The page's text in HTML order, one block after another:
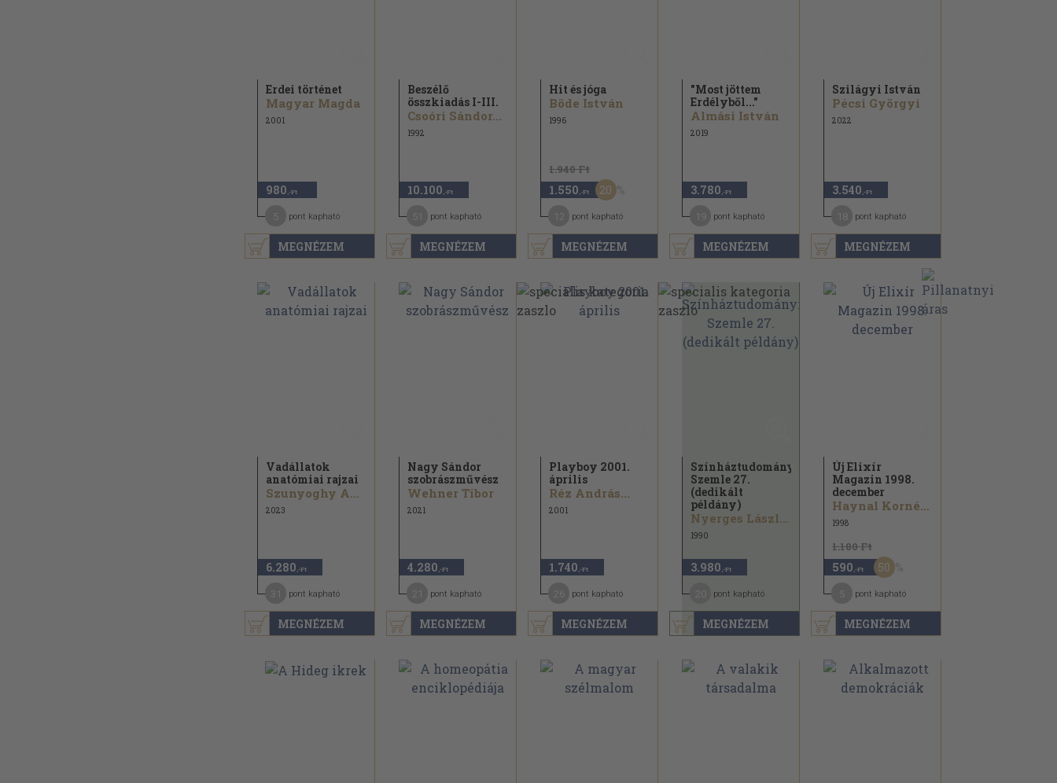
MEGNÉZEM
Erdei történet
Magyar Magda
2001
980 ,-Ft
pont kapható
MEGNÉZEM
Beszélő
összkiadás I-III.
Csoóri Sándor...
1992
10.100 ,-Ft
pont kapható
MEGNÉZEM
Hit és jóga
Böde István
1996
1.940 Ft
1.550 ,-Ft 20
pont kapható
MEGNÉZEM
"Most jöttem
Erdélyből..."
Almási István
2019
3.780 ,-Ft
pont kapható
MEGNÉZEM
Szilágyi István
Pécsi Györgyi
2022
3.540 ,-Ft
pont kapható
MEGNÉZEM
Vadállatok
anatómiai rajzai
Szunyoghy András
2023
6.280 ,-Ft
pont kapható
MEGNÉZEM
Nagy Sándor
szobrászművész
Wehner Tibor
2021
4.280 ,-Ft
pont kapható
MEGNÉZEM
Playboy 2001.
április
Réz András...
2001
1.740 ,-Ft
pont kapható
MEGNÉZEM
Színháztudományi
Szemle 27.
(dedikált
példány)
Nyerges László...
1990
3.980 ,-Ft
pont kapható
MEGNÉZEM
Új Elixír
Magazin 1998.
december
Haynal Kornél...
1998
1.180 Ft
590 ,-Ft 50
pont kapható